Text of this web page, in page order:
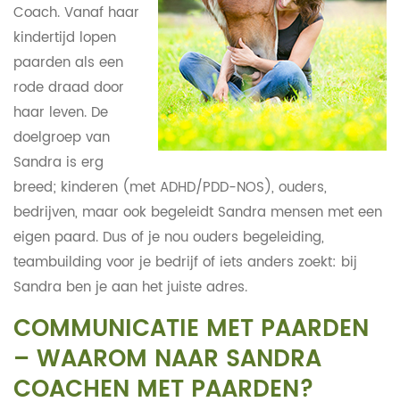
Coach. Vanaf haar
kindertijd lopen
paarden als een
rode draad door
haar leven. De
doelgroep van
Sandra is erg
breed; kinderen (met ADHD/PDD-NOS), ouders,
bedrijven, maar ook begeleidt Sandra mensen met een
eigen paard. Dus of je nou ouders begeleiding,
teambuilding voor je bedrijf of iets anders zoekt: bij
Sandra ben je aan het juiste adres.
COMMUNICATIE MET PAARDEN
– WAAROM NAAR SANDRA
COACHEN MET PAARDEN?